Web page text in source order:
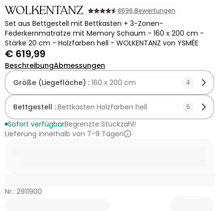
WOLKENTANZ 8696 Bewertungen
Set aus Bettgestell mit Bettkasten + 3-Zonen-
Federkernmatratze mit Memory Schaum - 160 x 200 cm -
Stärke 20 cm - Holzfarben hell - WOLKENTANZ von YSMÉE
€ 619,99
BeschreibungAbmessungen
Größe (Liegefläche) : 160 x 200 cm 4
Bettgestell : Bettkasten Holzfarben hell 5
Sofort verfügbarBegrenzte Stückzahl!
Lieferung innerhalb von 7-9 Tagen
Nr.: 2911900